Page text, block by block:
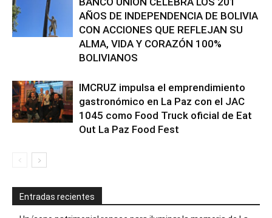
AÑOS DE INDEPENDENCIA DE BOLIVIA
CON ACCIONES QUE REFLEJAN SU
ALMA, VIDA Y CORAZÓN 100%
BOLIVIANOS
IMCRUZ impulsa el emprendimiento
gastronómico en La Paz con el JAC
1045 como Food Truck oficial de Eat
Out La Paz Food Fest
Entradas recientes